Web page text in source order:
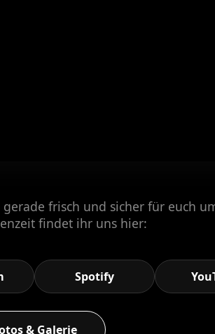
frisch und sicher für euch
findet ihr uns hier:
Spotify
& Galerie